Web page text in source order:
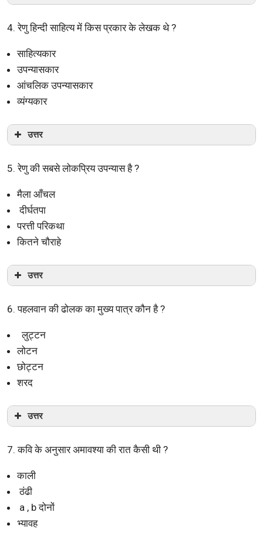
4. रेणु हिन्दी साहित्य में किस प्रकार के लेखक थे ?
साहित्यकार
उपन्यासकार
आंचलिक उपन्यासकार
व्यंग्यकार
उत्तर
5. रेणु की सबसे लोकप्रिय उपन्यास है ?
मैला आँचल
दीर्घतपा
परत्ती परिकथा
कितने चौराहे
उत्तर
6. पहलवान की ढोलक का मुख्य पात्र कौन है ?
लुट्टन
लोटन
छोट्टन
शरद
उत्तर
7. कवि के अनुसार अमावश्या की रात कैसी थी ?
काली
ठंढी
a , b दोनों
भ्यावह